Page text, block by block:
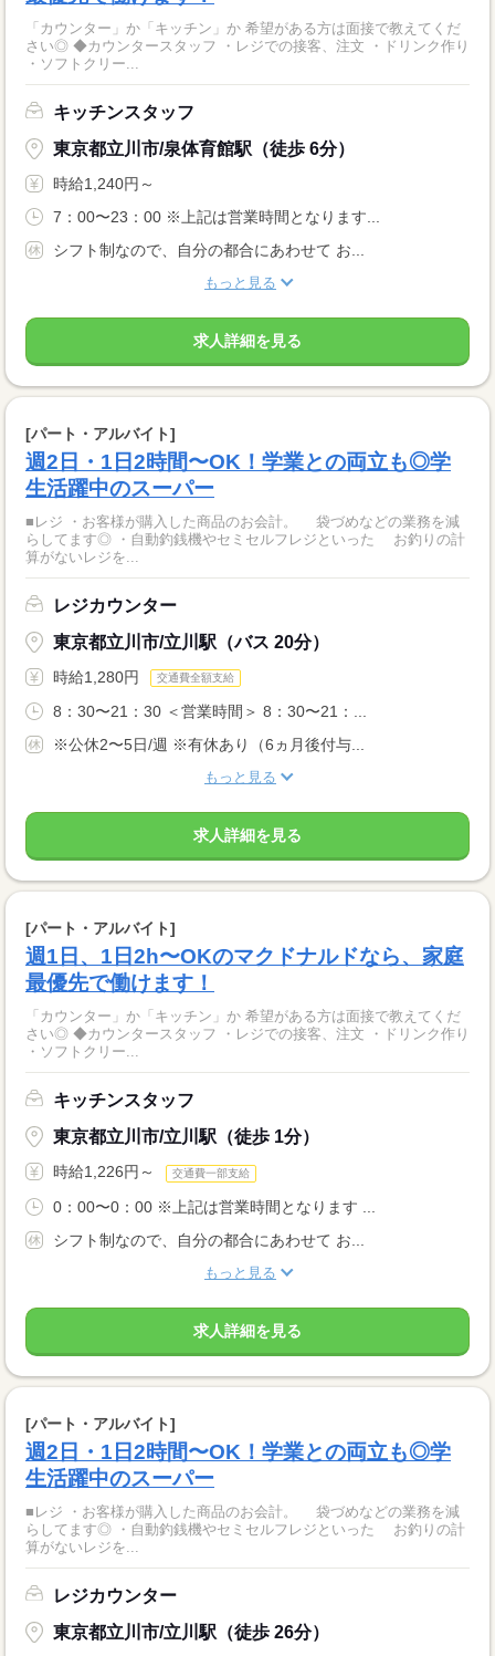
「カウンター」か「キッチン」か 希望がある方は面接で教えてくだ
さい◎ ◆カウンタースタッフ ・レジでの接客、注文 ・ドリンク作り
・ソフトクリー...
キッチンスタッフ
東京都立川市/泉体育館駅（徒歩 6分）
時給1,240円～
7：00〜23：00 ※上記は営業時間となります...
シフト制なので、自分の都合にあわせて お...
もっと見る
求人詳細を見る
[パート・アルバイト]
週2日・1日2時間〜OK！学業との両立も◎学
生活躍中のスーパー
■レジ ・お客様が購入した商品のお会計。 袋づめなどの業務を減
らしてます◎ ・自動釣銭機やセミセルフレジといった お釣りの計
算がないレジを...
レジカウンター
東京都立川市/立川駅（バス 20分）
時給1,280円 交通費全額支給
8：30〜21：30 ＜営業時間＞ 8：30〜21：...
※公休2〜5日/週 ※有休あり（6ヵ月後付与...
もっと見る
求人詳細を見る
[パート・アルバイト]
週1日、1日2h〜OKのマクドナルドなら、家庭
最優先で働けます！
「カウンター」か「キッチン」か 希望がある方は面接で教えてくだ
さい◎ ◆カウンタースタッフ ・レジでの接客、注文 ・ドリンク作り
・ソフトクリー...
キッチンスタッフ
東京都立川市/立川駅（徒歩 1分）
時給1,226円～ 交通費一部支給
0：00〜0：00 ※上記は営業時間となります ...
シフト制なので、自分の都合にあわせて お...
もっと見る
求人詳細を見る
[パート・アルバイト]
週2日・1日2時間〜OK！学業との両立も◎学
生活躍中のスーパー
■レジ ・お客様が購入した商品のお会計。 袋づめなどの業務を減
らしてます◎ ・自動釣銭機やセミセルフレジといった お釣りの計
算がないレジを...
レジカウンター
東京都立川市/立川駅（徒歩 26分）